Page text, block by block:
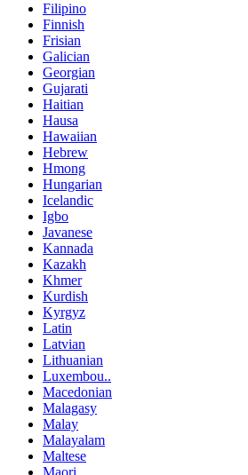
Filipino
Finnish
Frisian
Galician
Georgian
Gujarati
Haitian
Hausa
Hawaiian
Hebrew
Hmong
Hungarian
Icelandic
Igbo
Javanese
Kannada
Kazakh
Khmer
Kurdish
Kyrgyz
Latin
Latvian
Lithuanian
Luxembou..
Macedonian
Malagasy
Malay
Malayalam
Maltese
Maori